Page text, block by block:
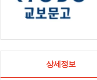
상세정보